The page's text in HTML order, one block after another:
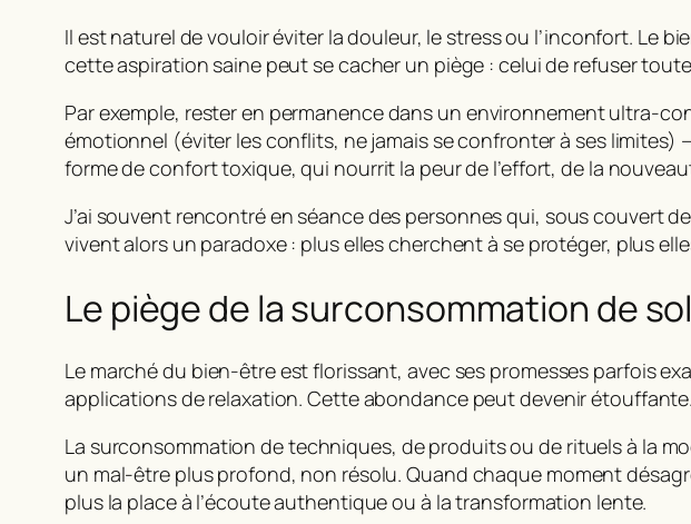
Il est naturel de vouloir éviter la douleur, le stress ou l’inconfort. Le
cette aspiration saine peut se cacher un piège : celui de refuser
Par exemple, rester en permanence dans un environnement ultra-
émotionnel (éviter les conflits, ne jamais se confronter à ses
forme deconfort toxique, qui nourrit la peur de l’effort, de la
J’ai souvent rencontré en séance des personnes qui, sous couvert
vivent alors un paradoxe : plus elles cherchent à se protéger, plus
Le piège de la surconsommation de
Le marché du bien-être est florissant, avec ses promesses parfois
applications de relaxation. Cette abondance peut devenir étouffante.
La surconsommation de techniques, de produits ou de rituels à la
un mal-être plus profond, non résolu. Quand chaque moment
plus la place à l’écoute authentique ou à la transformation lente.